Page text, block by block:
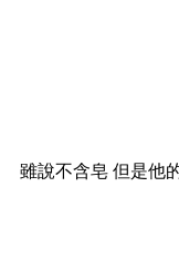
雖說不含皂 但是他